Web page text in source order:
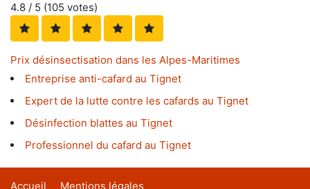
4.8 / 5 (105 votes)
Prix désinsectisation dans les Alpes-Maritimes
Entreprise anti-cafard au Tignet
Expert de la lutte contre les cafards au Tignet
Désinfection blattes au Tignet
Professionnel du cafard au Tignet
Accueil Mentions légales